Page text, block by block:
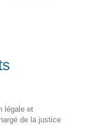
légale et
de la justice